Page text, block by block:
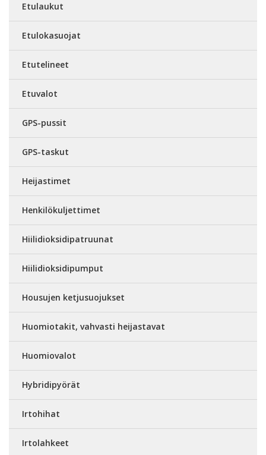
Etulaukut
Etulokasuojat
Etutelineet
Etuvalot
GPS-pussit
GPS-taskut
Heijastimet
Henkilökuljettimet
Hiilidioksidipatruunat
Hiilidioksidipumput
Housujen ketjusuojukset
Huomiotakit, vahvasti heijastavat
Huomiovalot
Hybridipyörät
Irtohihat
Irtolahkeet